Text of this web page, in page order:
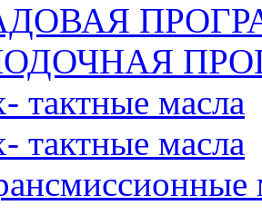
тактные масла
тактные масла